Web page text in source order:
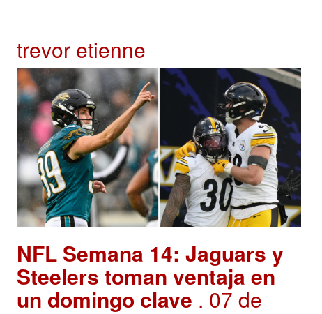
trevor etienne
NFL Semana 14: Jaguars y
Steelers toman ventaja en
un domingo clave . 07 de